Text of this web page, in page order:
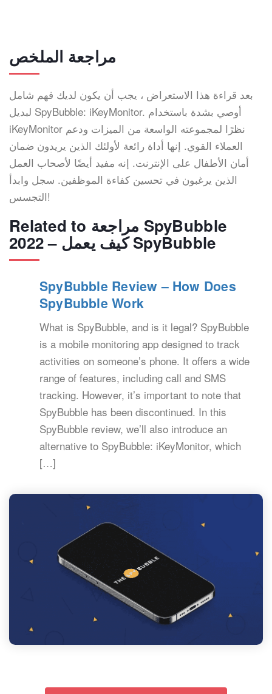
مراجعة الملخص
بعد قراءة هذا الاستعراض ، يجب أن يكون لديك فهم شامل
لبديل SpyBubble: iKeyMonitor. أوصي بشدة باستخدام
iKeyMonitor نظرًا لمجموعته الواسعة من الميزات ودعم
العملاء القوي. إنها أداة رائعة لأولئك الذين يريدون ضمان
أمان الأطفال على الإنترنت. إنه مفيد أيضًا لأصحاب العمل
الذين يرغبون في تحسين كفاءة الموظفين. سجل وابدأ
التجسس!
Related to مراجعة SpyBubble
2022 – كيف يعمل SpyBubble
SpyBubble Review – How Does
SpyBubble Work
What is SpyBubble, and is it legal? SpyBubble
is a mobile monitoring app designed to track
activities on someone’s phone. It offers a wide
range of features, including call and SMS
tracking. However, it’s important to note that
SpyBubble has been discontinued. In this
SpyBubble review, we’ll also introduce an
alternative to SpyBubble: iKeyMonitor, which
[…]